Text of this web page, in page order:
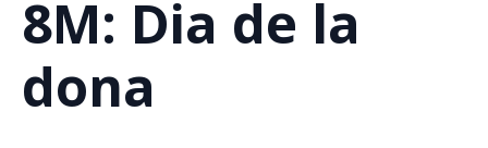
8M: Dia de la
dona